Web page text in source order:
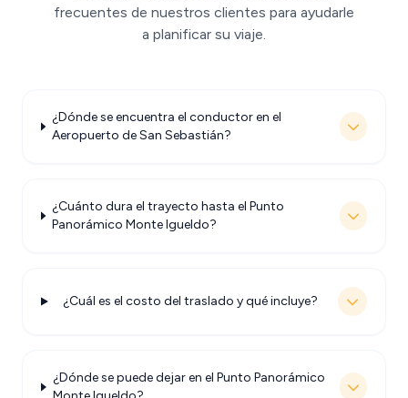
frecuentes de nuestros clientes para ayudarle
a planificar su viaje.
¿Dónde se encuentra el conductor en el
Aeropuerto de San Sebastián?
¿Cuánto dura el trayecto hasta el Punto
Panorámico Monte Igueldo?
¿Cuál es el costo del traslado y qué incluye?
¿Dónde se puede dejar en el Punto Panorámico